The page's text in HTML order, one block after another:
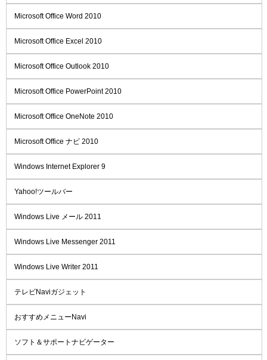
Microsoft Office Word 2010
Microsoft Office Excel 2010
Microsoft Office Outlook 2010
Microsoft Office PowerPoint 2010
Microsoft Office OneNote 2010
Microsoft Office ナビ 2010
Windows Internet Explorer 9
Yahoo!ツールバー
Windows Live メール 2011
Windows Live Messenger 2011
Windows Live Writer 2011
テレビNaviガジェット
おすすめメニューNavi
ソフト＆サポートナビゲーター